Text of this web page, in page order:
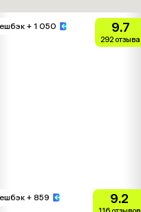
+ 1 050 9.7
292 отзыва
+ 859 9.2